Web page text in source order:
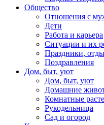
Общество
Отношения с
Дети
Работа и карьера
Ситуации и их
Праздники,
Поздравления
Дом, быт, уют
Дом, быт, уют
Домашние
Комнатные
Рукодельница
Сад и огород